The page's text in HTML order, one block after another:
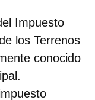
Impuesto
los Terrenos
conocido